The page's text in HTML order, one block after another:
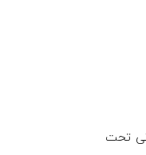
بیماران سرطانی تحت